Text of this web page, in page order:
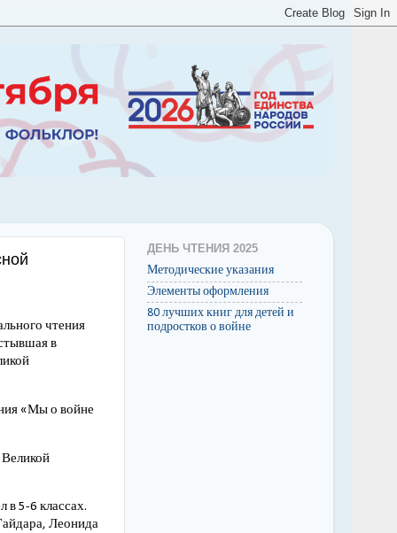
чтения
в
«Мы о войне
в 5-6 классах.
Леонида
ДЕНЬ ЧТЕНИЯ 2025
Методические указания
Элементы оформления
80 лучших книг для детей и
подростков о войне